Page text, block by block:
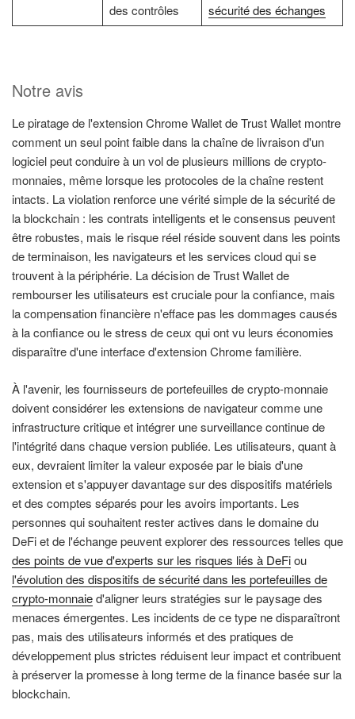
des contrôles
sécurité des échanges
Notre avis
Le piratage de l'extension Chrome Wallet de Trust Wallet montre
comment un seul point faible dans la chaîne de livraison d'un
logiciel peut conduire à un vol de plusieurs millions de crypto-
monnaies, même lorsque les protocoles de la chaîne restent
intacts. La violation renforce une vérité simple de la sécurité de
la blockchain : les contrats intelligents et le consensus peuvent
être robustes, mais le risque réel réside souvent dans les points
de terminaison, les navigateurs et les services cloud qui se
trouvent à la périphérie. La décision de Trust Wallet de
rembourser les utilisateurs est cruciale pour la confiance, mais
la compensation financière n'efface pas les dommages causés
à la confiance ou le stress de ceux qui ont vu leurs économies
disparaître d'une interface d'extension Chrome familière.
À l'avenir, les fournisseurs de portefeuilles de crypto-monnaie
doivent considérer les extensions de navigateur comme une
infrastructure critique et intégrer une surveillance continue de
l'intégrité dans chaque version publiée. Les utilisateurs, quant à
eux, devraient limiter la valeur exposée par le biais d'une
extension et s'appuyer davantage sur des dispositifs matériels
et des comptes séparés pour les avoirs importants. Les
personnes qui souhaitent rester actives dans le domaine du
DeFi et de l'échange peuvent explorer des ressources telles que
des points de vue d'experts sur les risques liés à DeFiou
l'évolution des dispositifs de sécurité dans les portefeuilles de
crypto-monnaied'aligner leurs stratégies sur le paysage des
menaces émergentes. Les incidents de ce type ne disparaîtront
pas, mais des utilisateurs informés et des pratiques de
développement plus strictes réduisent leur impact et contribuent
à préserver la promesse à long terme de la finance basée sur la
blockchain.